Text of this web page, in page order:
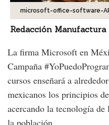
microsoft-office-software-
Redacción Manufactura
La firma Microsoft en
Campaña
cursos enseñará a
mexicanos los principios
acercando la tecnología de
la población.